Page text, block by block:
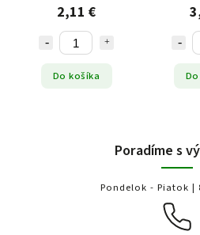
2,11 €
Do košíka
Poradíme s
Pondelok - Piatok |